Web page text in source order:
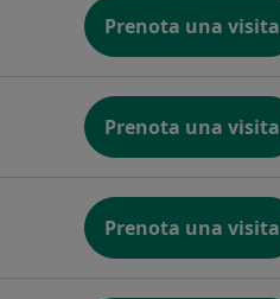
Prenota una visita
Prenota una visita
Prenota una visita